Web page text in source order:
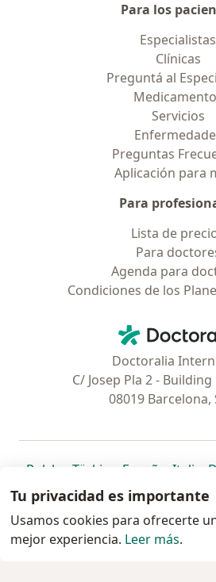
Para los
Especialistas
Clínicas
Preguntá al
Servicios
Preguntas
Aplicación para
Para
Lista de
Para
Agenda para
Condiciones de los
Doctoralia
C/ Josep Pla 2 -
08019 Barcelona,
Polska se abre en una nueva
Türkiye se abre en una
España se
Italia
Portugal
se abre en una
México se abre en
Chile seBrasil
www.doctoraliar.com ©
Tu privacidad es importante
Usamos cookies para ofrecerte
mejor experiencia. Leer más.